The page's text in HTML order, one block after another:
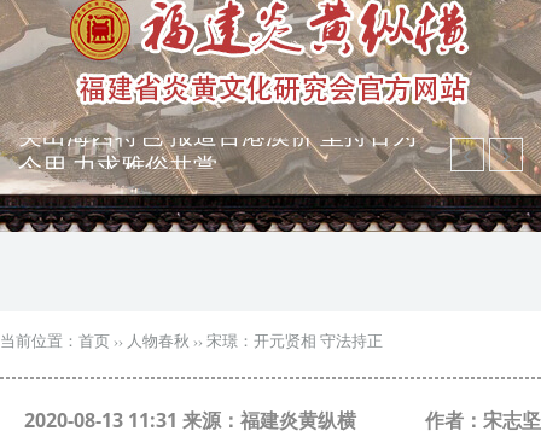
弘扬优秀文化 振奋民族精神 介绍民族
瑰宝 宣传中华精英
突出海西特色 报道台港澳侨 坚持古为
当前位置： 首页 ›› 人物春秋 ›› 宋璟：开元贤相 守法持正
2020-08-13 11:31 来源：福建炎黄纵横 作者：宋志坚